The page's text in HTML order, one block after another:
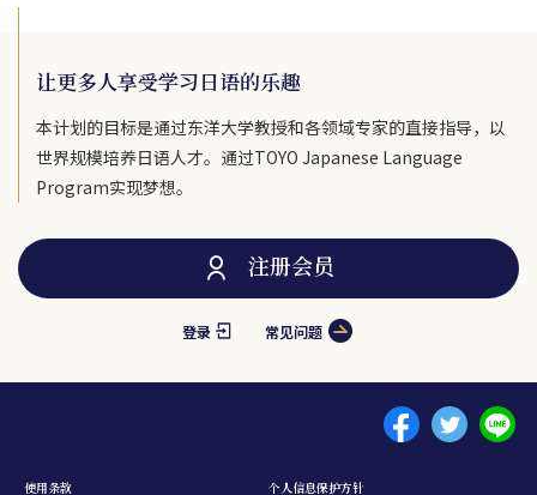
让更多人享受学习日语的乐趣
本计划的目标是通过东洋大学教授和各领域专家的直接指导，以
世界规模培养日语人才。通过TOYO Japanese Language
Program实现梦想。
注册会员
登录 常见问题
使用条款 个人信息保护方针